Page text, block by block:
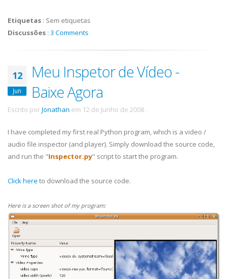
Etiquetas : Sem etiquetas
Discussões : 3 Comments
12
Jun
Meu Inspetor de Vídeo -
Baixe Agora
Escrito porJonathan em 12 de Junho de 2008 .
I have completed my first real Python program, which is a video /
audio file inspector (and player). Simply download the source code,
and run the "Inspector.py" script to start the program.
Click here to download the source code.
Here is a screen shot of my program: